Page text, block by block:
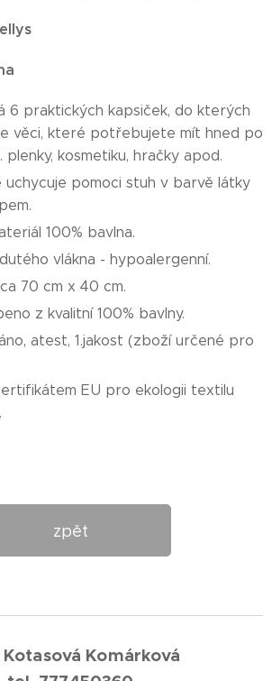
6 praktických kapsiček, do kterých
věci, které potřebujete mít hned po
plenky, kosmetiku, hračky apod.
uchycuje pomoci stuh v barvě látky
100% bavlna.
vlákna - hypoalergenní.
70 cm x 40 cm.
z kvalitní 100% bavlny.
atest, 1.jakost (zboží určené pro
EU pro ekologii textilu
zpět
Kotasová Komárková